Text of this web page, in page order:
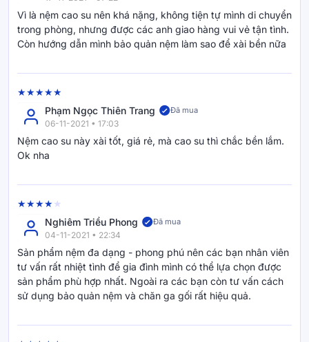
giá”, Vua Nệm thấu hiểu rằng, giấc ngủ không chỉ đơn thuần
nghỉ ngơi, mà là khoảng thời gian tái tạo năng lượng, phục
hồi sức khỏe và giữ gìn chất lượng sống mỗi ngày.
Vua Nệm cam kết mang đến những sản phẩm xứng đáng với
từng phút giây bạn nghỉ ngơi – chất lượng, trải nghiệm đáng
giao hàng – lắp đặt tận nơi, Vua Nệm luôn đặt khách hàng
làm trung tâm trong mọi chiến lược vận hành.
Chúng tôi tin rằng mỗi người có một giấc ngủ riêng cần thấu
hiểu và một chiếc nệm riêng được thiết kế để phù hợp. Đó là
lý do chúng tôi luôn tiên phong trong công nghệ giấc ngủ, đa
dạng hóa sản phẩm và xây dựng hệ sinh thái phục vụ trọn
Vì là nệm cao su nên khá nặng, không tiện tự mình di chuyển
trong phòng, nhưng được các anh giao hàng vui vẻ tận tình.
Còn hướng dẫn mình bảo quản nệm làm sao để xài bền nữa
Phạm Ngọc Thiên Trang Đã mua
06-11-2021 • 17:03
Nệm cao su này xài tốt, giá rẻ, mà cao su thì chắc bền lắm.
Ok nha
Nghiêm Triều Phong Đã mua
04-11-2021 • 22:34
Sản phẩm nệm đa dạng - phong phú nên các bạn nhân viên
tư vấn rất nhiệt tình để gia đình mình có thể lựa chọn được
sản phẩm phù hợp nhất. Ngoài ra các bạn còn tư vấn cách
sử dụng bảo quản nệm và chăn ga gối rất hiệu quả.